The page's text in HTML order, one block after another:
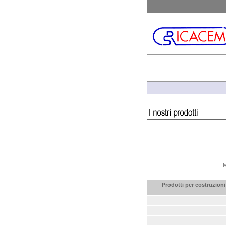
Prodotti per